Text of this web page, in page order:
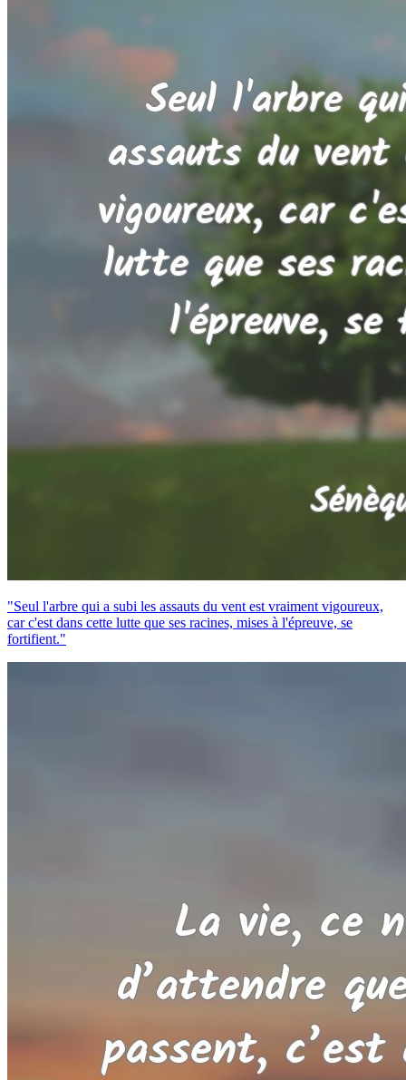
"Seul l'arbre qui a subi les assauts du vent est vraiment vigoureux,
car c'est dans cette lutte que ses racines, mises à l'épreuve, se
fortifient."